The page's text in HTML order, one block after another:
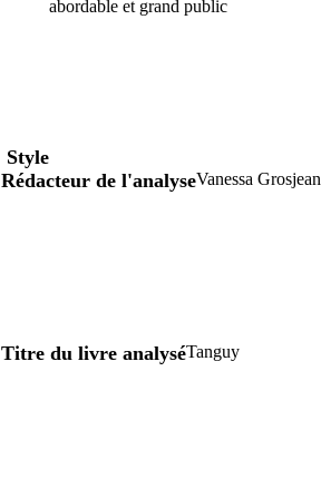
Style
abordable et grand public
Rédacteur de l'analyseVanessa Grosjean
Titre du livre analyséTanguy